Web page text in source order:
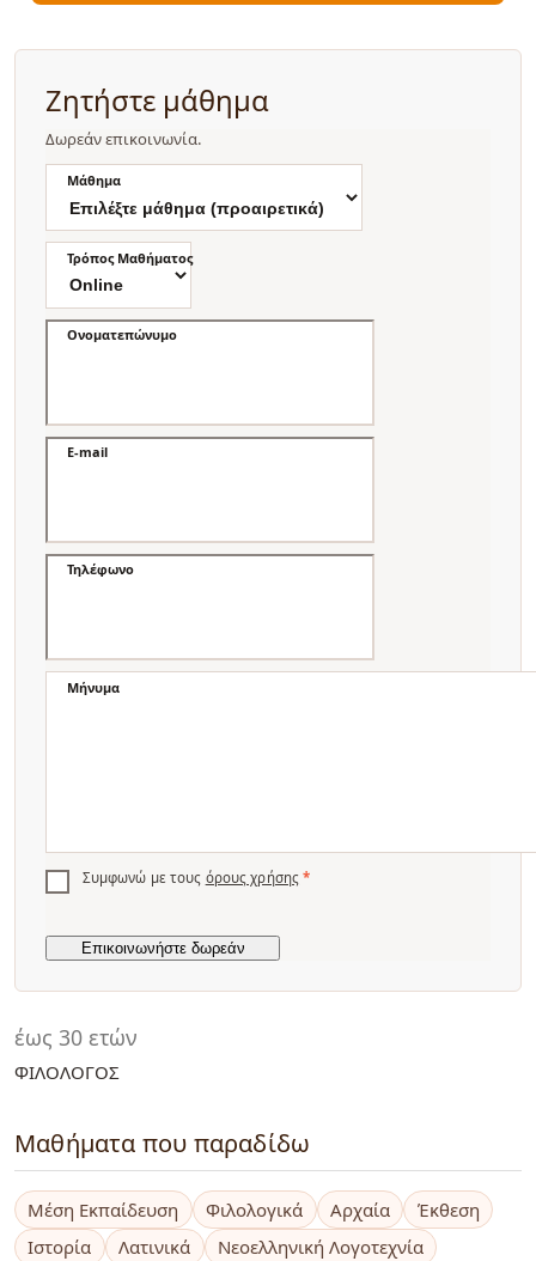
έως 30 ετών
ΦΙΛΟΛΟΓΟΣ
Μαθήματα που παραδίδω
Μέση Εκπαίδευση Φιλολογικά Αρχαία
Έκθεση
Ιστορία
Λατινικά Νεοελληνική Λογοτεχνία
Ζητήστε μάθημα
Δωρεάν επικοινωνία.
Μάθημα
Τρόπος Μαθήματος
Ονοματεπώνυμο
E-mail
Τηλέφωνο
Μήνυμα
Συμφωνώ με τους όρους χρήσης *